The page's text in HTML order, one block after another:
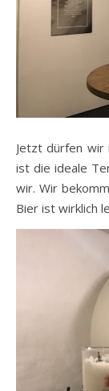
Jetzt dürfen wir
ist die ideale
wir. Wir
Bier ist wirklich